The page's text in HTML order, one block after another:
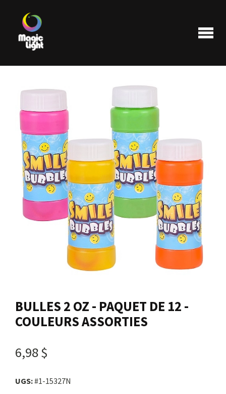
Produits
Les plus populaires
Liquidations
FAQ
Nous joindre
Panier
BULLES 2 OZ - PAQUET DE 12 -
COULEURS ASSORTIES
6,98 $
UGS:#1-15327N